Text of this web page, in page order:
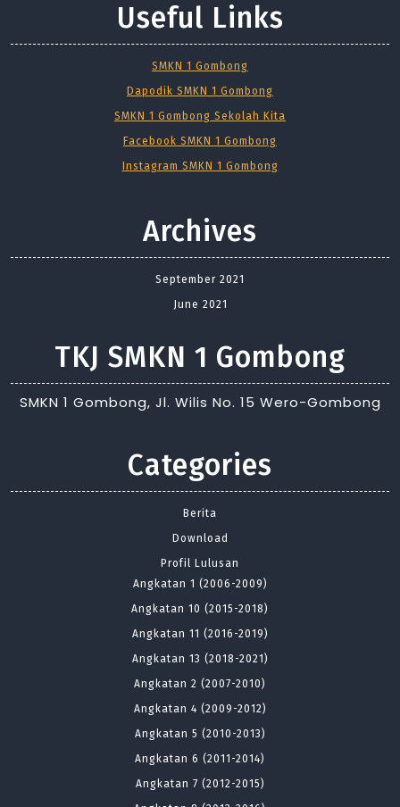
Useful Links
SMKN 1 Gombong
Dapodik SMKN 1 Gombong
SMKN 1 Gombong Sekolah Kita
Facebook SMKN 1 Gombong
Instagram SMKN 1 Gombong
Archives
September 2021
June 2021
TKJ SMKN 1 Gombong
SMKN 1 Gombong, Jl. Wilis No. 15 Wero-Gombong
Categories
Berita
Download
Profil Lulusan
Angkatan 1 (2006-2009)
Angkatan 10 (2015-2018)
Angkatan 11 (2016-2019)
Angkatan 13 (2018-2021)
Angkatan 2 (2007-2010)
Angkatan 4 (2009-2012)
Angkatan 5 (2010-2013)
Angkatan 6 (2011-2014)
Angkatan 7 (2012-2015)